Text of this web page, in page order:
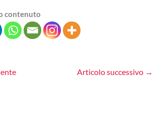
contenuto
Articolo successivo →